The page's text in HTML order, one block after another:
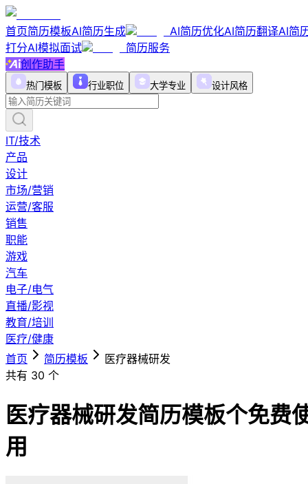
首页简历模板AI简历生成 AI简历优化AI简历翻译AI简
打分AI模拟面试
简历服务
创作助手
热门模板 行业职位 大学专业 设计风格
IT/技术
产品
设计
市场/营销
运营/客服
销售
职能
游戏
汽车
电子/电气
直播/影视
教育/培训
医疗/健康
首页
简历模板
医疗器械研发
共有 30 个
医疗器械研发简历模板个免费
用